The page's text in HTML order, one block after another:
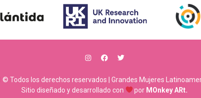
© Todos los derechos reservados | Grandes Mujeres
Sitio diseñado y desarrollado con
por MOnkey ARt.